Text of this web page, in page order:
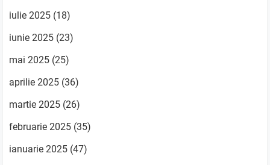
iulie 2025 (18)
iunie 2025 (23)
mai 2025 (25)
aprilie 2025 (36)
martie 2025 (26)
februarie 2025 (35)
ianuarie 2025 (47)